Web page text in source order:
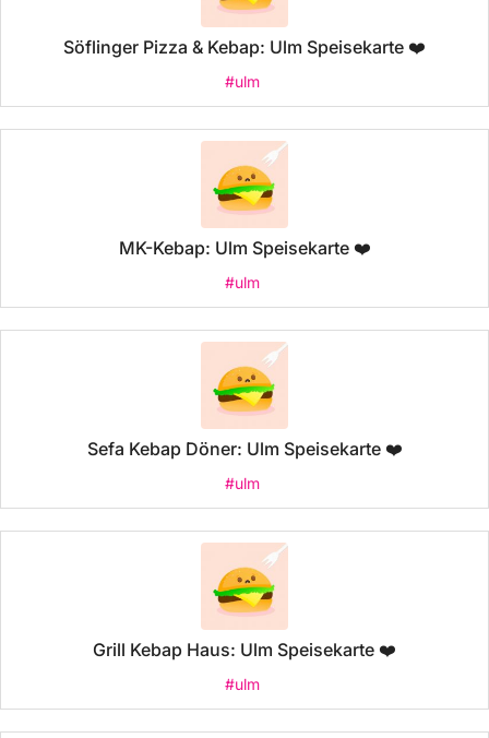
Söflinger Pizza & Kebap: Ulm Speisekarte ❤️
#ulm
MK-Kebap: Ulm Speisekarte ❤️
#ulm
Sefa Kebap Döner: Ulm Speisekarte ❤️
#ulm
Grill Kebap Haus: Ulm Speisekarte ❤️
#ulm